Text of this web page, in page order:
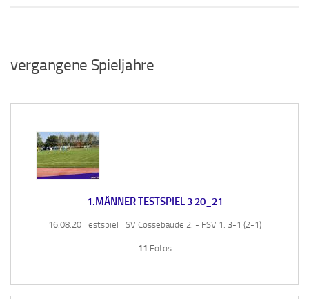
vergangene Spieljahre
1.MÄNNER TESTSPIEL 3 20_21
16.08.20 Testspiel TSV Cossebaude 2. - FSV 1. 3-1 (2-1)
11 Fotos